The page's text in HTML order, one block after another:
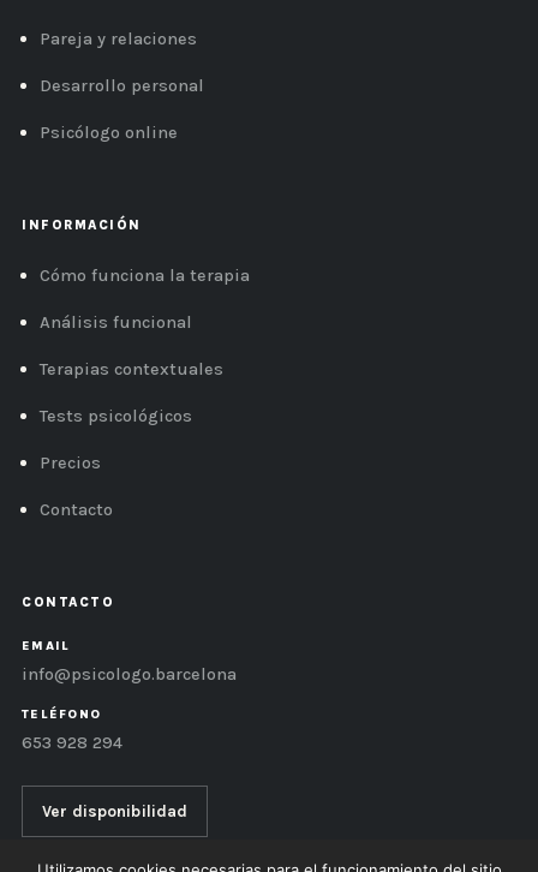
Pareja y relaciones
Desarrollo personal
Psicólogo online
INFORMACIÓN
Cómo funciona la terapia
Análisis funcional
Terapias contextuales
Tests psicológicos
Precios
Contacto
CONTACTO
EMAIL
info@psicologo.barcelona
TELÉFONO
653 928 294
Ver disponibilidad